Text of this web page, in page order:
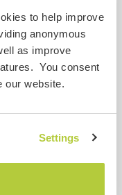
to help improve
anonymous
as improve
You consent
our website.
Settings
sanctuary.
I liked learning
much we
kitchen area
and rewarding
Luis